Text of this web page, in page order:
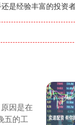
经验丰富的投资
因是在
五的工